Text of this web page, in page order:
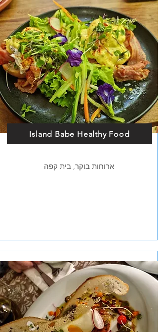
Island Babe Healthy Food
ארוחות בוקר, בית קפה